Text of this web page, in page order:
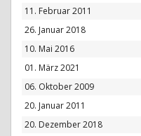
11. Februar 2011
26. Januar 2018
10. Mai 2016
01. März 2021
06. Oktober 2009
20. Januar 2011
20. Dezember 2018